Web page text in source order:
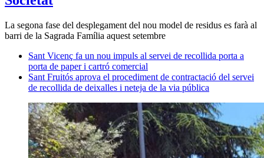
La segona fase del desplegament del nou model de residus es farà al
barri de la Sagrada Família aquest setembre
Sant Vicenç fa un nou impuls al servei de recollida porta a
porta de paper i cartró comercial
Sant Fruitós aprova el procediment de contractació del servei
de recollida de deixalles i neteja de la via pública